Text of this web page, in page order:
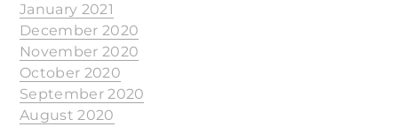
January 2021
December 2020
November 2020
October 2020
September 2020
August 2020